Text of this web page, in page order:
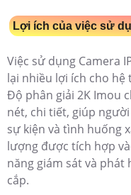
Lợi ích của việc sử
Việc sử dụng Camera
lại nhiều lợi ích cho hệ
Độ phân giải 2K Imou
nét, chi tiết, giúp
sự kiện và tình huống
lượng được tích hợp
năng giám sát và phát
cắp.